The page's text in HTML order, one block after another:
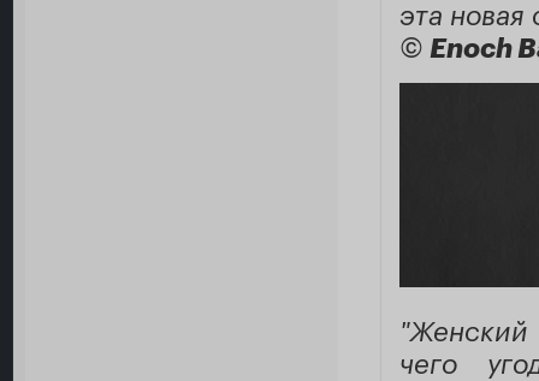
эта новая
© Enoch
чего